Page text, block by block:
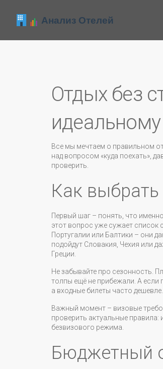
Отдых без
идеальному
Все мы мечтаем о правильном
над вопросом «куда поехать»,
проверить.
Как
Первый шаг – понять, что
этот вопрос уже сужает список
Португалии или Балтики – они
подойдут Словакия, Чехия или
Греции.
Не забывайте про сезонность.
толпы ещё не прибежали. А если
а входные билеты часто дешевле.
Важный момент – визовые
проверить актуальные правила:
безвизового режима.
Бюджетный